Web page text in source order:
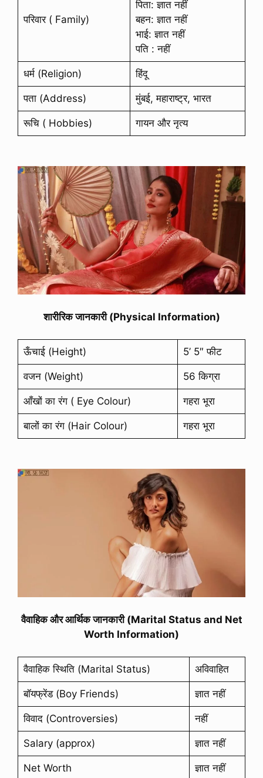
परिवार ( Family)
पिता: ज्ञात नहीं
बहन: ज्ञात नहीं
भाई: ज्ञात नहीं
पति : नहीं
धर्म (Religion) हिंदू
पता (Address) मुंबई, महाराष्ट्र, भारत
रूचि ( Hobbies) गायन और नृत्य
शारीरिक जानकारी (Physical Information)
ऊँचाई (Height) 5’ 5″ फीट
वजन (Weight) 56 किग्रा
आँखों का रंग ( Eye Colour) गहरा भूरा
बालों का रंग (Hair Colour) गहरा भूरा
वैवाहिक और आर्थिक जानकारी (Marital Status and Net
Worth Information)
वैवाहिक स्थिति (Marital Status) अविवाहित
बॉयफ्रेंड (Boy Friends) ज्ञात नहीं
विवाद (Controversies) नहीं
Salary (approx) ज्ञात नहीं
Net Worth ज्ञात नहीं